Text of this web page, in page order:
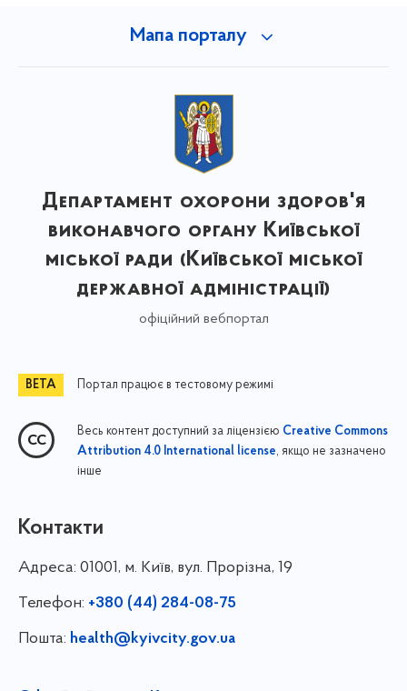
Мапа порталу
Департамент охорони здоров'я
виконавчого органу Київської
міської ради (Київської міської
державної адміністрації)
офіційний вебпортал
Портал працює в тестовому режимі
Весь контент доступний за ліцензією Creative Commons
Attribution 4.0 International license, якщо не зазначено
інше
Контакти
Адреса: 01001, м. Київ, вул. Прорізна, 19
Телефон: +380 (44) 284-08-75
Пошта: health@kyivcity.gov.ua